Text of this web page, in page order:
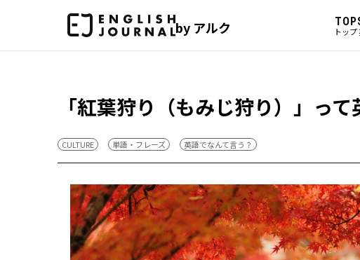
by アルク TOP
トップ
「紅葉狩り（もみじ狩り）」っ
CULTURE 単語・フレーズ 英語でなんて言う？